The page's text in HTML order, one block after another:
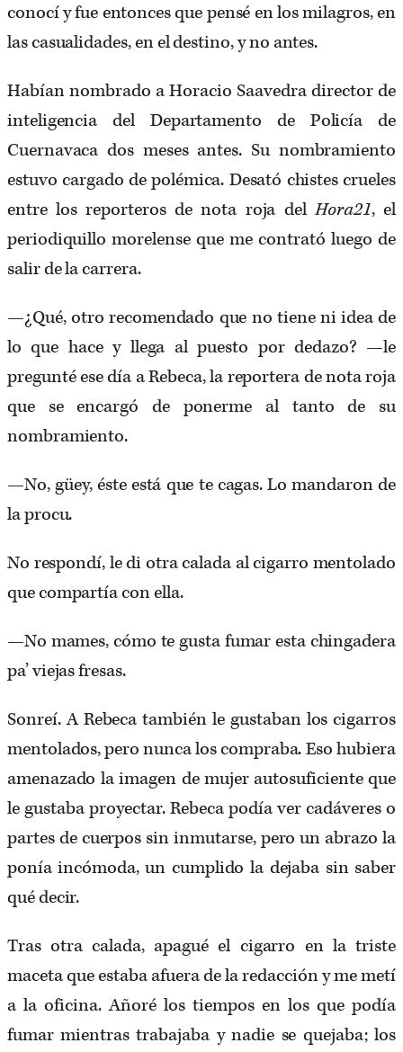
conocí y fue entonces que pensé en los milagros, en
las casualidades, en el destino, y no antes.
Habían nombrado a Horacio Saavedra director de
inteligencia del Departamento de Policía de
Cuernavaca dos meses antes. Su nombramiento
estuvo cargado de polémica. Desató chistes crueles
entre los reporteros de nota roja delHora21, el
periodiquillo morelense que me contrató luego de
salir de la carrera.
—¿Qué, otro recomendado que no tiene ni idea de
lo que hace y llega al puesto por dedazo? —le
pregunté ese día a Rebeca, la reportera de nota roja
que se encargó de ponerme al tanto de su
nombramiento.
—No, güey, éste está que te cagas. Lo mandaron de
la procu.
No respondí, le di otra calada al cigarro mentolado
que compartía con ella.
—No mames, cómo te gusta fumar esta chingadera
pa’ viejas fresas.
Sonreí. A Rebeca también le gustaban los cigarros
mentolados, pero nunca los compraba. Eso hubiera
amenazado la imagen de mujer autosuficiente que
le gustaba proyectar. Rebeca podía ver cadáveres o
partes de cuerpos sin inmutarse, pero un abrazo la
ponía incómoda, un cumplido la dejaba sin saber
qué decir.
Tras otra calada, apagué el cigarro en la triste
maceta que estaba afuera de la redacción y me metí
a la oficina. Añoré los tiempos en los que podía
fumar mientras trabajaba y nadie se quejaba; los